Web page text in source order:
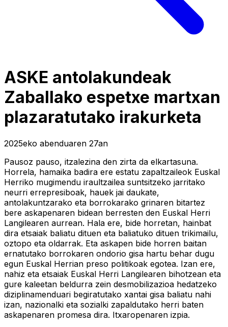
ASKE antolakundeak
Zaballako espetxe martxan
plazaratutako irakurketa
2025eko abenduaren 27an
Pausoz pauso, itzalezina den zirta da elkartasuna.
Horrela, hamaika badira ere estatu zapaltzaileok Euskal
Herriko mugimendu iraultzailea suntsitzeko jarritako
neurri errepresiboak, hauek jai daukate,
antolakuntzarako eta borrokarako grinaren bitartez
bere askapenaren bidean berresten den Euskal Herri
Langilearen aurrean. Hala ere, bide horretan, hainbat
dira etsaiak baliatu dituen eta baliatuko dituen trikimailu,
oztopo eta oldarrak. Eta askapen bide horren baitan
ernatutako borrokaren ondorio gisa hartu behar dugu
egun Euskal Herrian preso politikoak egotea. Izan ere,
nahiz eta etsaiak Euskal Herri Langilearen bihotzean eta
gure kaleetan beldurra zein desmobilizazioa hedatzeko
diziplinamenduari begiratutako xantai gisa baliatu nahi
izan, nazionalki eta sozialki zapaldutako herri baten
askapenaren promesa dira. Itxaropenaren izpia.